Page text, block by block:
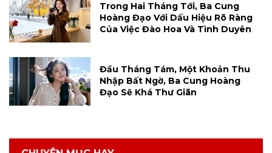
Trong Hai Tháng Tới, Ba Cung
Hoàng Đạo Với Dấu Hiệu Rõ Ràng
Của Việc Đào Hoa Và Tình Duyên
Đầu Tháng Tám, Một Khoản Thu
Nhập Bất Ngờ, Ba Cung Hoàng
Đạo Sẽ Khá Thư Giãn